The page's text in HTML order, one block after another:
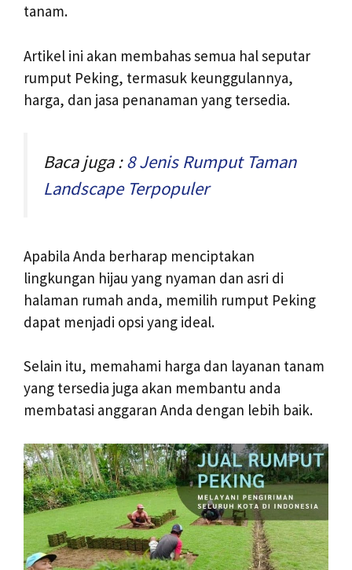
tanam.
Artikel ini akan membahas semua hal seputar
rumput Peking, termasuk keunggulannya,
harga, dan jasa penanaman yang tersedia.
Baca juga :8 Jenis Rumput Taman
Landscape Terpopuler
Apabila Anda berharap menciptakan
lingkungan hijau yang nyaman dan asri di
halaman rumah anda, memilih rumput Peking
dapat menjadi opsi yang ideal.
Selain itu, memahami harga dan layanan tanam
yang tersedia juga akan membantu anda
membatasi anggaran Anda dengan lebih baik.